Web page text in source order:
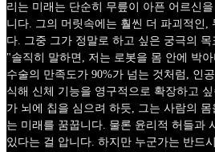
리는 미래는 단순히 무릎이 아픈 어르신
니다. 그의 머릿속에는 훨씬 더 파괴적인,
다. 그중 그가 정말로 하고 싶은 궁극의
"솔직히 말하면, 저는 로봇을 몸 안에 박
수술의 만족도가 90%가 넘는 것처럼, 인
식해 신체 기능을 영구적으로 확장하고
가 뇌에 칩을 심으려 하듯, 그는 사람의
는 미래를 꿈꿉니다. 물론 윤리적 허들과
있다는 걸 압니다. 하지만 누군가는 반드